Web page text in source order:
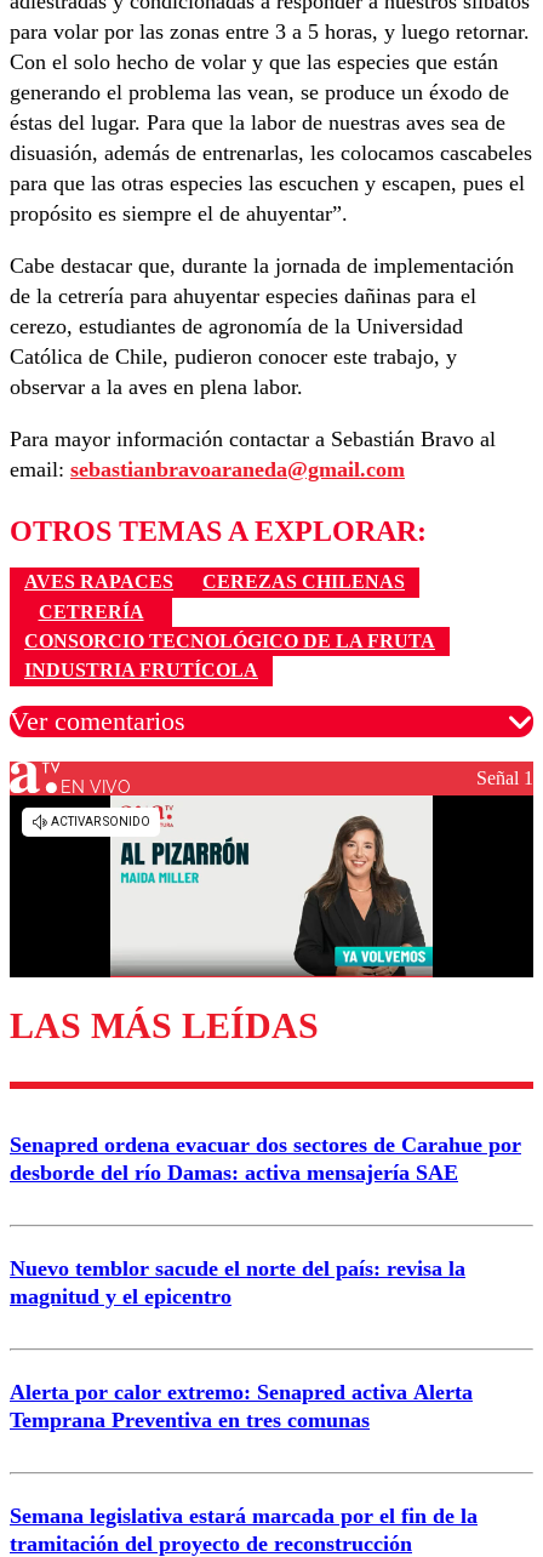
para volar por las zonas entre 3 a 5 horas, y luego retornar.
Con el solo hecho de volar y que las especies que están
generando el problema las vean, se produce un éxodo de
éstas del lugar. Para que la labor de nuestras aves sea de
disuasión, además de entrenarlas, les colocamos cascabeles
para que las otras especies las escuchen y escapen, pues el
propósito es siempre el de ahuyentar”.
Cabe destacar que, durante la jornada de implementación
de la cetrería para ahuyentar especies dañinas para el
cerezo, estudiantes de agronomía de la Universidad
Católica de Chile, pudieron conocer este trabajo, y
observar a la aves en plena labor.
Para mayor información contactar a Sebastián Bravo al
email: sebastianbravoaraneda@gmail.com
OTROS TEMAS A EXPLORAR:
AVES RAPACES
CEREZAS CHILENAS
CETRERÍA
CONSORCIO TECNOLÓGICO DE LA FRUTA
INDUSTRIA FRUTÍCOLA
Ver comentarios
Los comentarios son moderados para garantizar un
diálogo respetuoso.
Enviar comentario
EN VIVO Señal 1
LAS MÁS LEÍDAS
Senapred ordena evacuar dos sectores de Carahue por
desborde del río Damas: activa mensajería SAE
Nuevo temblor sacude el norte del país: revisa la
magnitud y el epicentro
Alerta por calor extremo: Senapred activa Alerta
Temprana Preventiva en tres comunas
Semana legislativa estará marcada por el fin de la
tramitación del proyecto de reconstrucción